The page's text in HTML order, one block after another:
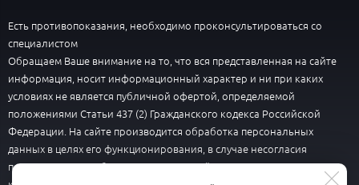
Есть противопоказания, необходимо проконсультироваться со
специалистом
Обращаем Ваше внимание на то, что вся представленная на сайте
информация, носит информационный характер и ни при каких
условиях не является публичной офертой, определяемой
положениями Статьи 437 (2) Гражданского кодекса Российской
Федерации. На сайте производится обработка персональных
данных в целях его функционирования, в случае несогласия
пользователю необходимо покинуть сайт. В целях улучшения